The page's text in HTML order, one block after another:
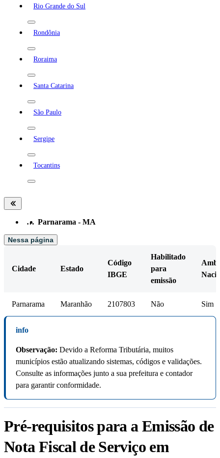
Rio Grande do Sul
Rondônia
Roraima
Santa Catarina
São Paulo
Sergipe
Tocantins
… Parnarama - MA
Nessa página
Cidade Estado
Código
IBGE
Habilitado
para
emissão
Amb.
Parnarama Maranhão 2107803 Não Sim
info
Observação: Devido a Reforma Tributária, muitos
municípios estão atualizando sistemas, códigos e validações.
Consulte as informações junto a sua prefeitura e contador
para garantir conformidade.
Pré-requisitos para a Emissão de
Nota Fiscal de Serviço em